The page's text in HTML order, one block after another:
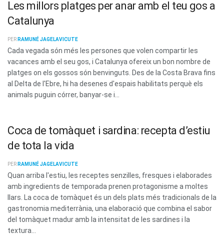
Les millors platges per anar amb el teu gos a
Catalunya
PER RAMUNÉ JAGELAVICUTE
Cada vegada són més les persones que volen compartir les
vacances amb el seu gos, i Catalunya ofereix un bon nombre de
platges on els gossos són benvinguts. Des de la Costa Brava fins
al Delta de l'Ebre, hi ha desenes d'espais habilitats perquè els
animals puguin córrer, banyar-se i...
Coca de tomàquet i sardina: recepta d’estiu
de tota la vida
PER RAMUNÉ JAGELAVICUTE
Quan arriba l'estiu, les receptes senzilles, fresques i elaborades
amb ingredients de temporada prenen protagonisme a moltes
llars. La coca de tomàquet és un dels plats més tradicionals de la
gastronomia mediterrània, una elaboració que combina el sabor
del tomàquet madur amb la intensitat de les sardines i la
textura...